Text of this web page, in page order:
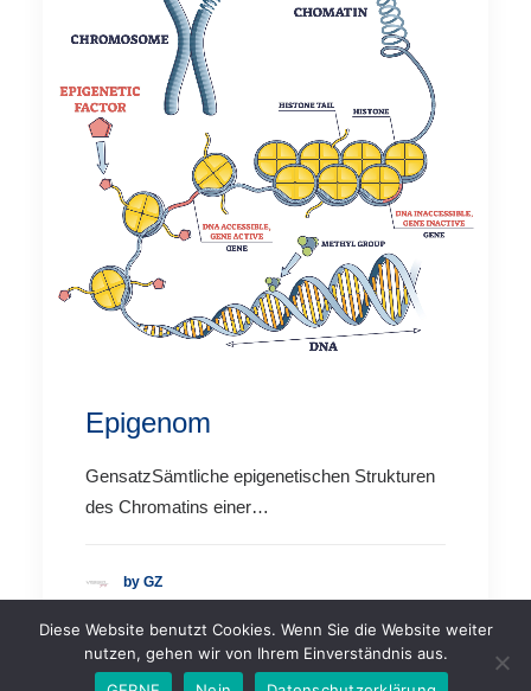
Epigenom
GensatzSämtliche epigenetischen Strukturen
des Chromatins einer…
by GZ
Diese Website benutzt Cookies. Wenn Sie die Website weiter
nutzen, gehen wir von Ihrem Einverständnis aus.